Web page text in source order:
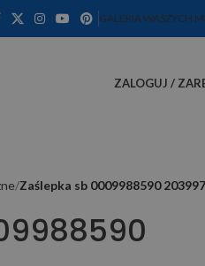
GALERIA WASZYCH
ZALOGUJ /
Zaślepka sb 0009988590